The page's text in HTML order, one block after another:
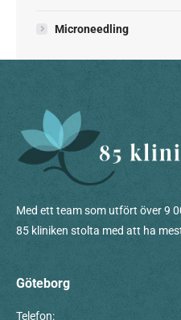
Microneedling
Med ett team som utfört över 9
85 kliniken stolta med att ha
Göteborg
Telefon: